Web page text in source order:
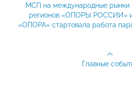
МСП на международные рынки
регионов «ОПОРЫ РОССИИ»
«ОПОРА» стартовала работа
Главные